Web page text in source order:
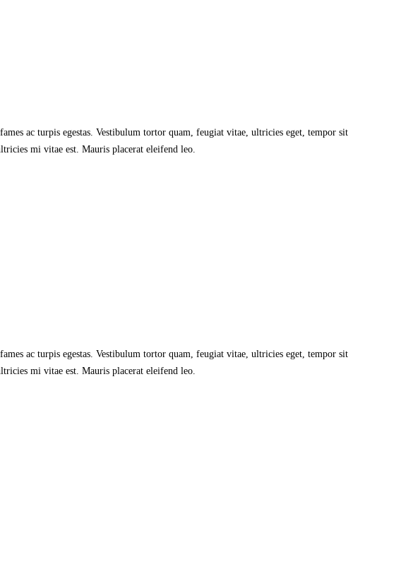
ac turpis egestas. Vestibulum tortor quam, feugiat vitae, ultricies eget, tempor sit
mi vitae est. Mauris placerat eleifend leo.
ac turpis egestas. Vestibulum tortor quam, feugiat vitae, ultricies eget, tempor sit
mi vitae est. Mauris placerat eleifend leo.